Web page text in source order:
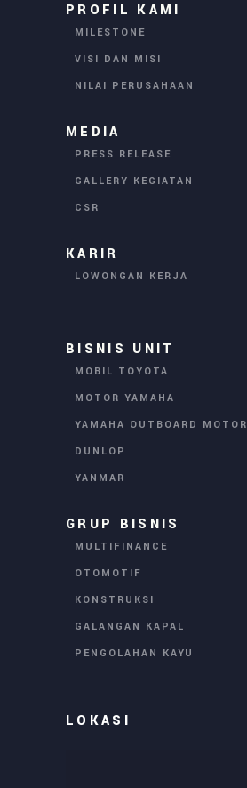
PROFIL KAMI
MILESTONE
VISI DAN MISI
NILAI PERUSAHAAN
MEDIA
PRESS RELEASE
GALLERY KEGIATAN
CSR
KARIR
LOWONGAN KERJA
BISNIS UNIT
MOBIL TOYOTA
MOTOR YAMAHA
YAMAHA OUTBOARD MOTOR
DUNLOP
YANMAR
GRUP BISNIS
MULTIFINANCE
OTOMOTIF
KONSTRUKSI
GALANGAN KAPAL
PENGOLAHAN KAYU
LOKASI